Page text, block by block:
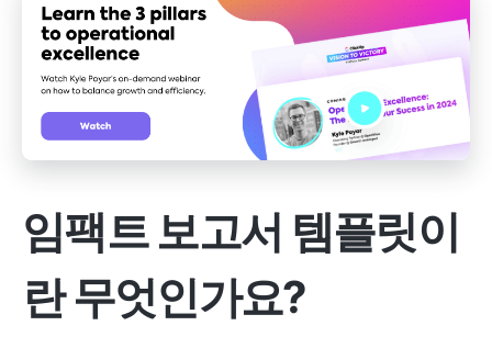
임팩트 보고서 템플릿이
란 무엇인가요?